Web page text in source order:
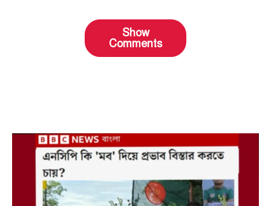
Show
Comments